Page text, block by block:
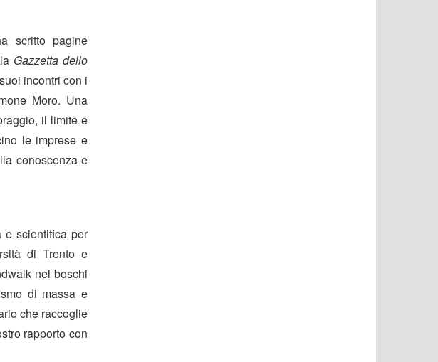
scritto pagine
Gazzetta dello
incontri con i
Moro. Una
il limite e
le imprese e
conoscenza e
e scientifica per
di Trento e
nei boschi
di massa e
che raccoglie
rapporto con